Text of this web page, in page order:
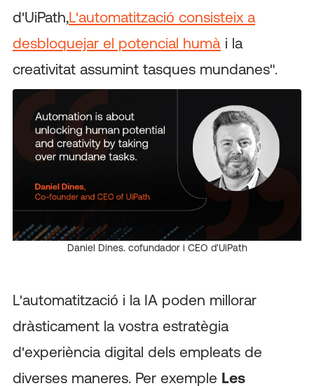
d'UiPath,L'automatització consisteix a
desbloquejar el potencial humà i la
creativitat assumint tasques mundanes".
Daniel Dines, cofundador i CEO d'UiPath
L'automatització i la IA poden millorar
dràsticament la vostra estratègia
d'experiència digital dels empleats de
diverses maneres. Per exemple Les